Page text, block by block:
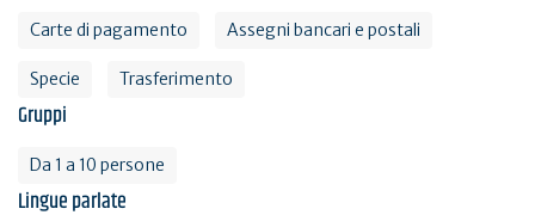
Carte di pagamento Assegni bancari e postali
Specie Trasferimento
Gruppi
Da 1 a 10 persone
Lingue parlate